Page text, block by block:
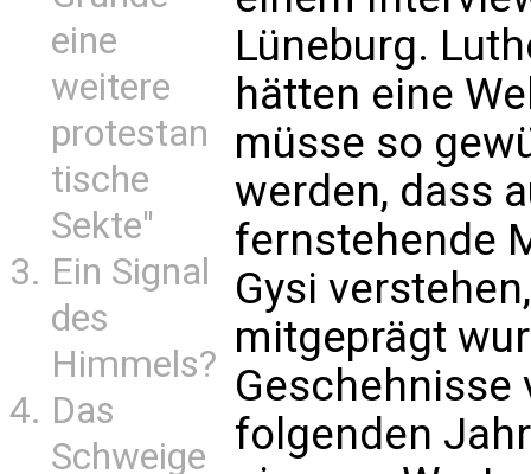
eine
weitere
protestan
tische
Sekte"
Ein Signal
des
Himmels?
Das
Schweige
Lüneburg.
hätten eine
müsse so
werden, dass
fernstehende
Gysi
mitgeprägt
Geschehnisse
folgenden